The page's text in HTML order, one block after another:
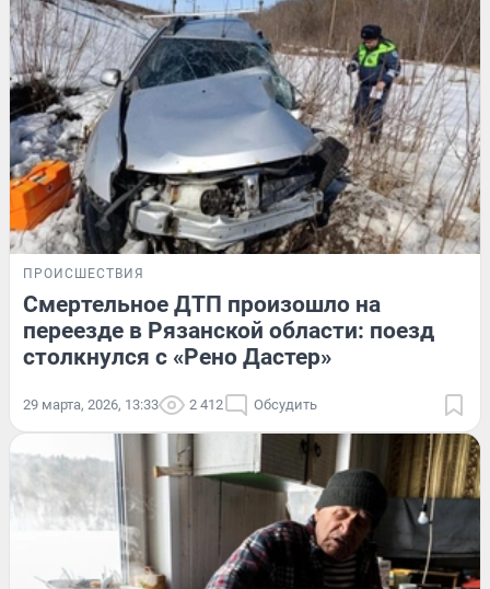
ПРОИСШЕСТВИЯ
Смертельное ДТП произошло на
переезде в Рязанской области: поезд
столкнулся с «Рено Дастер»
29 марта, 2026, 13:33 2 412 Обсудить